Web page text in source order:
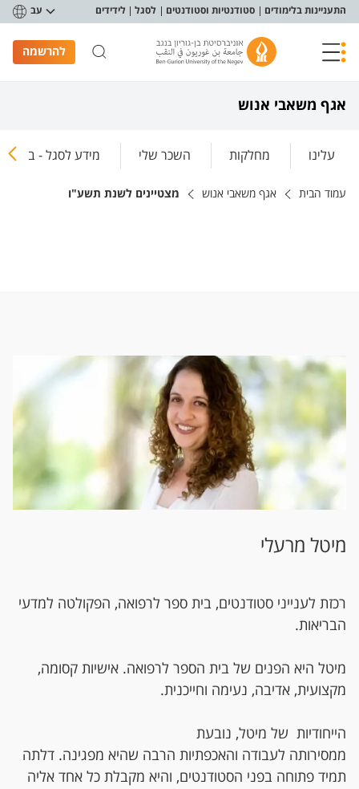
תפריט נגישות
התעניינות בלימודים סטודנטיות וסטודנטים לסגל לידידים עב
להרשמה
אגף משאבי אנוש
עלינו מחלקות השכר שלי מידע לסגל -
עמוד הבית אגף משאבי אנוש מצטיינים לשנת תשע"ו
מיטל מרעלי
רכזת לענייני סטודנטים, בית ספר לרפואה, הפקולטה למדעי
הבריאות.
מיטל היא הפנים של בית הספר לרפואה. אישיות קסומה,
מקצועית, אדיבה, נעימה וחייכנית.
הייחודיות של מיטל, נובעת
ממסירותה לעבודה והאכפתיות הרבה שהיא מפגינה. דלתה
תמיד פתוחה בפני הסטודנטים, והיא מקבלת כל אחד אליה